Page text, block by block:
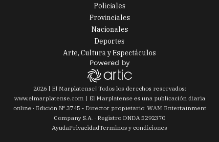
Policiales
Provinciales
Nacionales
Deportes
Arte, Cultura y Espectáculos
2026| El Marplatense| Todos los derechos reservados:
www.elmarplatense.com
El Marplatense es una publicación diaria
online · Edición Nº 3745 - Director propietario: WAM Entertainment
Company S.A. · Registro DNDA 5292370
AyudaPrivacidadTerminos y condiciones